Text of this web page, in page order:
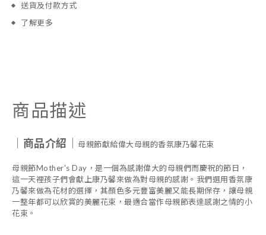
送貨及付款方式
了解更多
商品描述
｜商品介紹｜ 母親節獻給偉大母親的香氛康乃馨花束
母親節Mother's Day，是一個為感謝偉大的母親們而慶祝的節日，
這一天裡孩子們會獻上康乃馨來做為對母親的感謝。我們選用香氛康
乃馨來做為花材的選擇，其顏色多元豐富美麗又能長期保存，讓母親
一整年都可以欣賞的美麗花束，最適合當作母親節表達感謝之情的小
花束。